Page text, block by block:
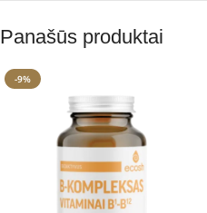
Panašūs produktai
-9%